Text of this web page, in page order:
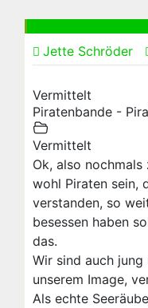
Jette Schröder
Vermittelt
Piratenbande -
Vermittelt
Ok, also
wohl Piraten sein,
verstanden, so
besessen haben
das.
Wir sind auch
unserem Image,
Als echte